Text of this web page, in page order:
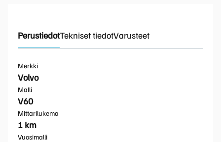
PerustiedotTekniset tiedotVarusteet
Merkki
Volvo
Malli
V60
Mittarilukema
1 km
Vuosimalli